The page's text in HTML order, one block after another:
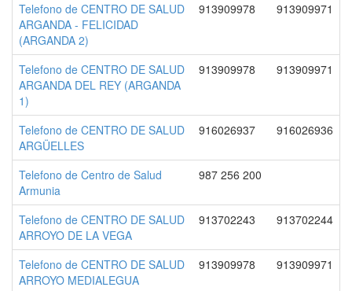
Telefono de CENTRO DE SALUD
ARGANDA - FELICIDAD
(ARGANDA 2)
913909978 913909971
Telefono de CENTRO DE SALUD
ARGANDA DEL REY (ARGANDA
1)
913909978 913909971
Telefono de CENTRO DE SALUD
ARGÜELLES
916026937 916026936
Telefono de Centro de Salud
Armunia
987 256 200
Telefono de CENTRO DE SALUD
ARROYO DE LA VEGA
913702243 913702244
Telefono de CENTRO DE SALUD
ARROYO MEDIALEGUA
913909978 913909971